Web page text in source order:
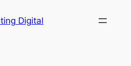
Digital